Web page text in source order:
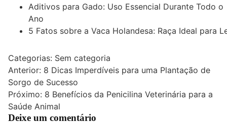
Aditivos para Gado: Uso Essencial Durante Todo o
Ano
5 Fatos sobre a Vaca Holandesa: Raça Ideal para
Categorias: Sem categoria
Navegação
de
Post
Anterior: 8 Dicas Imperdíveis para uma Plantação de
Sorgo de Sucesso
Próximo: 8 Benefícios da Penicilina Veterinária para a
Saúde Animal
Deixe um comentário